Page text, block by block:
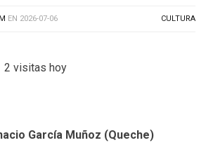
EN 2026-07-06 CULTURA
visitas hoy
García Muñoz (Queche)